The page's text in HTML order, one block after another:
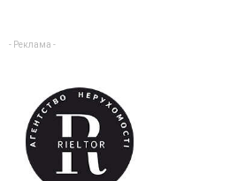
- Реклама -